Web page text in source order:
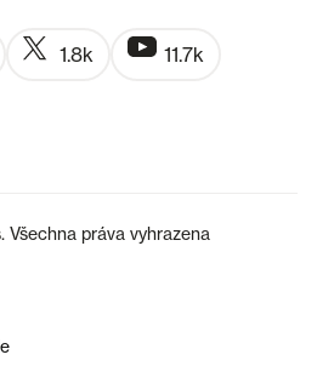
1.8k 11.7k
práva vyhrazena